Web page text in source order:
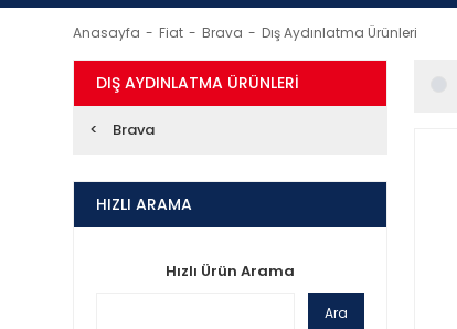
Anasayfa Fiat Brava Dış Aydınlatma Ürünleri
DIŞ AYDINLATMA ÜRÜNLERI
Brava
HIZLI ARAMA
Hızlı Ürün Arama
Ara